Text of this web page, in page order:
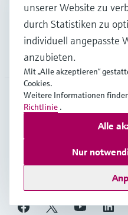
Support
Unternehmen
GLB•Deutsch
Copyright ©
unserer Website zu
durch Statistiken zu
individuell angepasste
anzubieten.
Mit „Alle akzeptieren“
Cookies.
Weitere Informationen
Richtlinie .
Nur
Alle